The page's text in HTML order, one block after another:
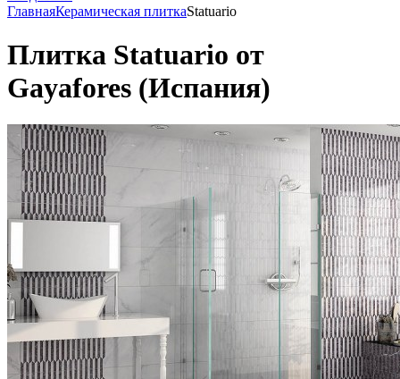
ГлавнаяКерамическая плиткаStatuario
Плитка Statuario от
Gayafores (Испания)